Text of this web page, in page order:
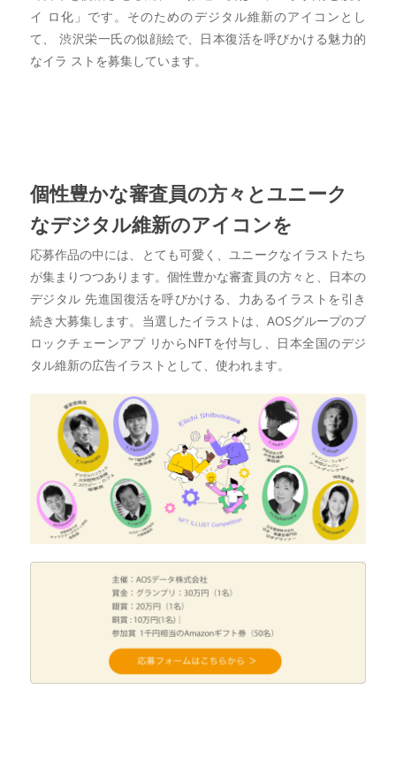
イ ロ化」です。そのためのデジタル維新のアイコンとし
て、 渋沢栄一氏の似顔絵で、日本復活を呼びかける魅力的
なイラ ストを募集しています。
個性豊かな審査員の方々とユニーク
なデジタル維新のアイコンを
応募作品の中には、とても可愛く、ユニークなイラストたち
が集まりつつあります。個性豊かな審査員の方々と、日本の
デジタル 先進国復活を呼びかける、力あるイラストを引き
続き大募集します。当選したイラストは、AOSグループのブ
ロックチェーンアプ リからNFTを付与し、日本全国のデジ
タル維新の広告イラストとして、使われます。